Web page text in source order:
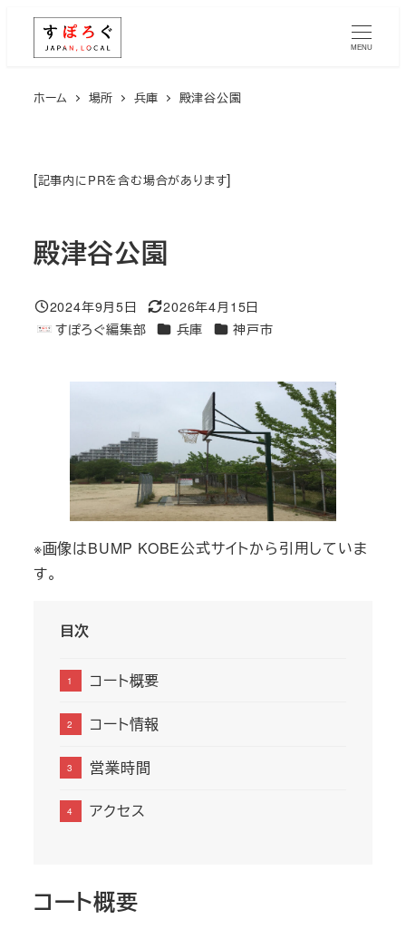
MENU
ホーム 場所 兵庫 殿津谷公園
[記事内にPRを含む場合があります]
殿津谷公園
投稿日
2024年9月5日
更新日
2026年4月15日
著
すぽろぐ編集部 エリア兵庫 エリア神戸市
※画像はBUMP KOBE公式サイトから引用していま
す。
目次
コート概要
コート情報
営業時間
アクセス
コート概要